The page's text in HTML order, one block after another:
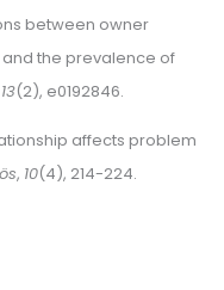
between owner
the prevalence of
13(2), e0192846.
affects problem
, 10(4), 214-224.